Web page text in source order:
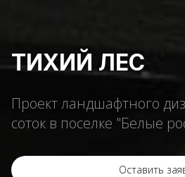
ТИХИЙ ЛЕС
Проект ландшафтного
соток в поселке "Белые
Оставить